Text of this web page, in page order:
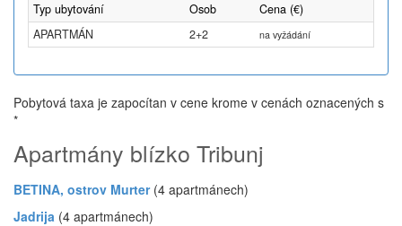
Typ ubytování Osob
Cena (€)
APARTMÁN
2+2 na vyžádání
Pobytová taxa je zapocítan v cene krome v cenách oznacených s
*
Apartmány blízko Tribunj
BETINA, ostrov Murter(4 apartmánech)
Jadrija (4 apartmánech)